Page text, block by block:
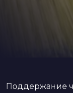
Поддержание